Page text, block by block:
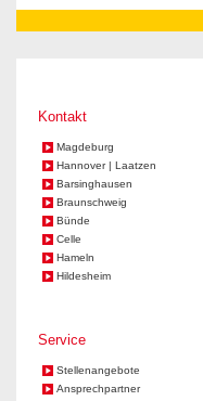
Kontakt
Magdeburg
Hannover | Laatzen
Barsinghausen
Braunschweig
Bünde
Celle
Hameln
Hildesheim
Service
Stellenangebote
Ansprechpartner